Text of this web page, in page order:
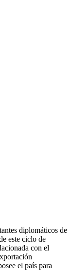
diplomáticos de
este ciclo de
con el
el país para